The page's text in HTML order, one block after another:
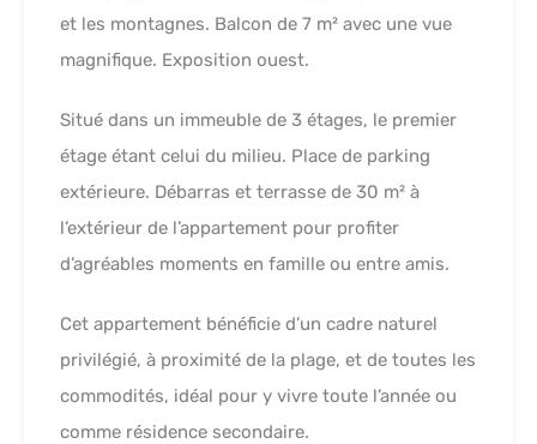
et les montagnes. Balcon de 7 m² avec une vue
magnifique. Exposition ouest.
Situé dans un immeuble de 3 étages, le premier
étage étant celui du milieu. Place de parking
extérieure. Débarras et terrasse de 30 m² à
l’extérieur de l’appartement pour profiter
d’agréables moments en famille ou entre amis.
Cet appartement bénéficie d’un cadre naturel
privilégié, à proximité de la plage, et de toutes les
commodités, idéal pour y vivre toute l’année ou
comme résidence secondaire.